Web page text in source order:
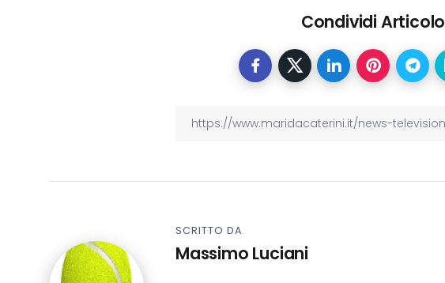
Condividi Articolo
SCRITTO DA
Massimo Luciani